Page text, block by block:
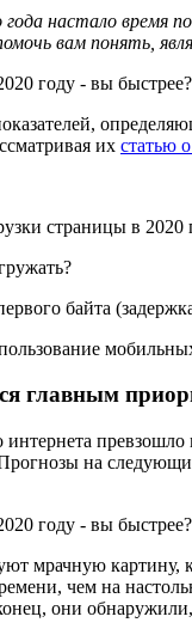
настало время
вам понять,
их статью
страницы в 2020
байта
главным
на
мрачную картину,
чем на
они